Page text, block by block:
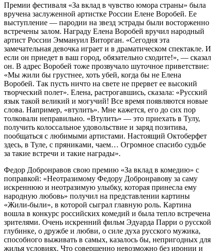
Премии фестиваля «За вклад в чувство юмора страны» была
вручена заслуженной артистке России Елене Воробей. Ее
выступление — пародии на звезд эстрады были восторженно
встречены залом. Награду Елена Воробей вручил народный
артист России Эммануил Виторган. «Сегодня эта
замечательная девочка играет и в драматическом спектакле. И
если он приедет в ваш город, обязательно сходите!», — сказал
он. В адрес Воробей тоже прозвучало шуточное приветствие:
«Мы жили бы грустнее, хоть убей, когда бы не Елена
Воробей. Так пусть ничто на свете не прервет ее высокий
творческий полет». Елена, растрогавшись, сказала: «Русский
язык такой великий и могучий! Все время появляются новые
слова. Например, «втулить». Мне кажется, его до сих пор
толковали неправильно. «Втулить» — это приехать в Тулу,
получить колоссальное удовольствие и заряд позитива,
пообщаться с любимыми артистами. Настоящий Октоберфет
здесь, в Туле, с пряниками, чаем… Огромное спасибо судьбе
за такие встречи и такие награды».
Федор Добронравов свою премию «За вклад в комедию» с
поправкой: «Неотразимому Федору Добронравову за саму
искреннюю и неотразимую улыбку, которая принесла ему
народную любовь» получил на представлении картины
«Жили-были», в которой сыграл главную роль. Картина
вошла в конкурс российских комедий и была тепло встречена
зрителями. Очень искренний фильм Эдуарда Парри о русской
глубинке, о дружбе и любви, о силе духа русского мужика,
способного выживать в самых, казалось бы, непригодных для
жилья условиях. Что совершенно невозможно без иронии и